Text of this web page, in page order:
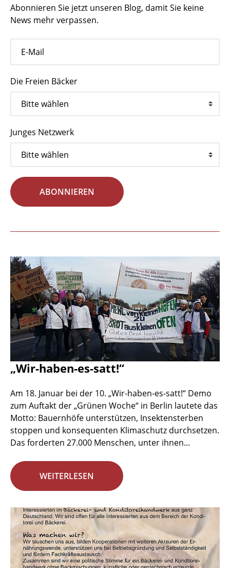
Abonnieren Sie jetzt unseren Blog, damit Sie keine
News mehr verpassen.
Die Freien Bäcker
Junges Netzwerk
ABONNIEREN
„Wir-haben-es-satt!“
Am 18. Januar bei der 10. „Wir-haben-es-satt!“ Demo
zum Auftakt der „Grünen Woche“ in Berlin lautete das
Motto: Bauernhöfe unterstützen, Insektensterben
stoppen und konsequenten Klimaschutz durchsetzen.
Das forderten 27.000 Menschen, unter ihnen...
WEITERLESEN